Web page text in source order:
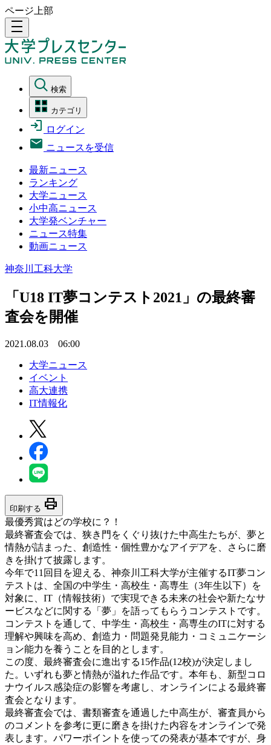
ページ上部
density_medium
検索
カテゴリ
ログイン
ニュースを受信
最新ニュース
ランキング
大学ニュース
小中高ニュース
大学発ベンチャー
ニュース特集
動画ニュース
神奈川工科大学
「U18 IT夢コンテスト2021」の最終審
査会を開催
2021.08.03 06:00
大学ニュース
イベント
高大連携
IT情報化
印刷する print
最優秀賞はどの学校に？！
最終審査会では、狭き門をくぐり抜けた中高生たちが、夢と
情熱が詰まった、創造性・個性豊かなアイデアを、さらに磨
きを掛けて披露します。
今年で11回目を迎える、神奈川工科大学が主催するIT夢コン
テストは、全国の中学生・高校生・高専生（3年生以下）を
対象に、IT（情報技術）で実現できる未来の社会や新たなサ
ービスなどに関する「夢」を語ってもらうコンテストです。
コンテストを通して、中学生・高校生・高専生のITに対する
理解や興味を高め、創造力・問題発見能力・コミュニケーシ
ョン能力を養うことを目的とします。
この度、最終審査会に進出する15作品(12校)が決定しまし
た。いずれも夢と情熱が溢れた作品です。本年も、新型コロ
ナウイルス感染症の影響を考慮し、オンラインによる最終審
査会となります。
最終審査会では、書類審査を通過した中高生が、審査員から
のコメントを参考に更に磨きを掛けた内容をオンラインで発
表します。パワーポイントを使っての発表が基本ですが、身